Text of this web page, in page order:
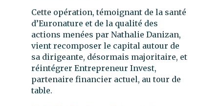
Cette opération, témoignant de la santé
d’Euronature et de la qualité des
actions menées par Nathalie Danizan,
vient recomposer le capital autour de
sa dirigeante, désormais majoritaire, et
réintégrer Entrepreneur Invest,
partenaire financier actuel, au tour de
table.